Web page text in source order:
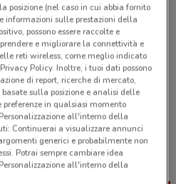
16 Roma
Tutti i negozi Tigre
posizione (nel caso in cui abbia fornito
informazioni sulle prestazioni della
possono essere raccolte e
e migliorare la connettività e
reti wireless, come meglio indicato
Policy. Inoltre, i tuoi dati possono
di report, ricerche di mercato,
sulla posizione e analisi delle
in qualsiasi momento
all'interno della
Continuerai a visualizzare annunci
generici e probabilmente non
Potrai sempre cambiare idea
all'interno della